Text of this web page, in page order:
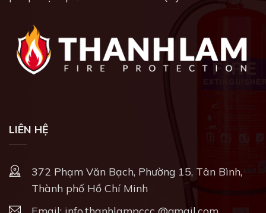
LIÊN HỆ
372 Phạm Văn Bạch, Phường 15, Tân Bình,
Thành phố Hồ Chí Minh